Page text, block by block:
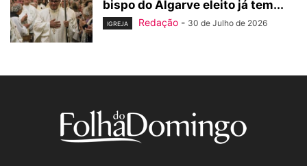
bispo do Algarve eleito já tem...
IGREJA Redação - 30 de Julho de 2026